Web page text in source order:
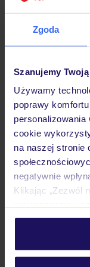
Zgoda
Szanujemy
Używamy
poprawy
cookie
na naszej stronie
negatywnie
Klikając „Zezwól
personalizować
Szczegółowe
Pokoje
Wyżywienie
Atrakcje
Ważne